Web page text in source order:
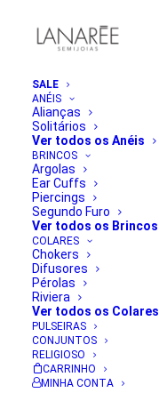
SALE
ANÉIS
Alianças
Solitários
Ver todos os Anéis
BRINCOS
Argolas
Ear Cuffs
Piercings
Segundo Furo
Ver todos os Brincos
COLARES
Chokers
Difusores
Pérolas
Riviera
Ver todos os Colares
PULSEIRAS
CONJUNTOS
RELIGIOSO
CARRINHO
MINHA CONTA